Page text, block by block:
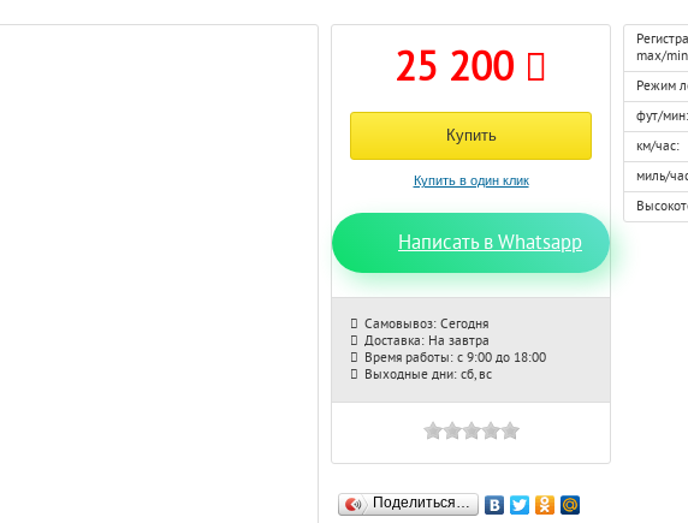
25 200
Написать в Whatsapp
Самовывоз: Сегодня
Доставка: На завтра
Время работы: с 9:00 до 18:00
Выходные дни: сб, вс
Поделиться…
max/
Режим
фут/мин:
км/час:
миль/